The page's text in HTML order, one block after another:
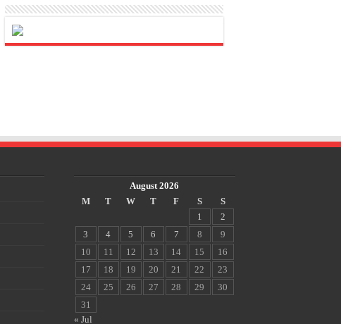
August 2026
M
T W T F S
S
1
2
3
4 5 6 7 8
9
10
11 12 13 14 15
16
17
18 19 20 21 22
23
24
25 26 27 28 29
30
31
« Jul